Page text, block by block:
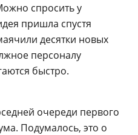
спросить у
пришла спустя
десятки новых
персоналу
быстро.
очереди первого
Подумалось, это о